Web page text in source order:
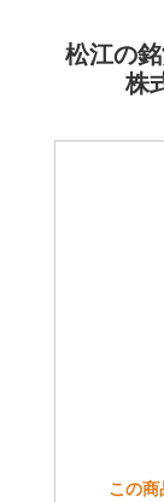
松江の
株
この商